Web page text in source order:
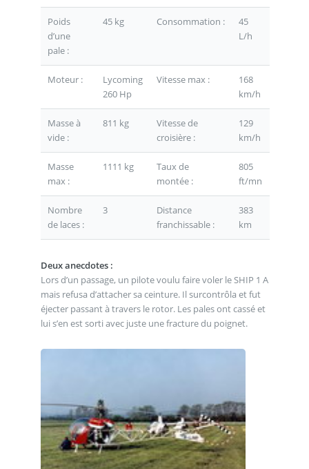
Poids
d’une
pale :
45 kg Consommation :
45
L/h
Moteur :
Lycoming
260 Hp
Vitesse max :
168
km/h
Masse à
vide :
811 kg
Vitesse de
croisière :
129
km/h
Masse
max :
1111 kg
Taux de
montée :
805
ft/mn
Nombre
de laces :
3
Distance
franchissable :
383
km
Deux anecdotes :
Lors d’un passage, un pilote voulu faire voler le SHIP 1 A
mais refusa d’attacher sa ceinture. Il surcontrôla et fut
éjecter passant à travers le rotor. Les pales ont cassé et
lui s’en est sorti avec juste une fracture du poignet.